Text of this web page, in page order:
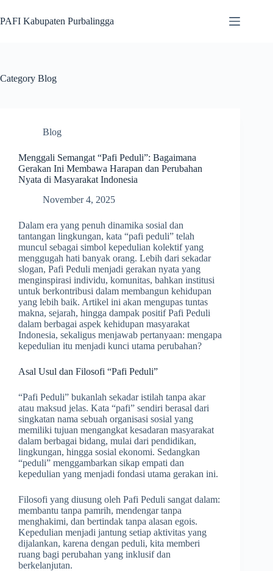
to
content
PAFI Kabupaten Purbalingga
Category Blog
Blog
Menggali Semangat “Pafi Peduli”: Bagaimana
Gerakan Ini Membawa Harapan dan Perubahan
Nyata di Masyarakat Indonesia
November 4, 2025
Dalam era yang penuh dinamika sosial dan
tantangan lingkungan, kata “pafi peduli” telah
muncul sebagai simbol kepedulian kolektif yang
menggugah hati banyak orang. Lebih dari sekadar
slogan, Pafi Peduli menjadi gerakan nyata yang
menginspirasi individu, komunitas, bahkan institusi
untuk berkontribusi dalam membangun kehidupan
yang lebih baik. Artikel ini akan mengupas tuntas
makna, sejarah, hingga dampak positif Pafi Peduli
dalam berbagai aspek kehidupan masyarakat
Indonesia, sekaligus menjawab pertanyaan: mengapa
kepedulian itu menjadi kunci utama perubahan?
Asal Usul dan Filosofi “Pafi Peduli”
“Pafi Peduli” bukanlah sekadar istilah tanpa akar
atau maksud jelas. Kata “pafi” sendiri berasal dari
singkatan nama sebuah organisasi sosial yang
memiliki tujuan mengangkat kesadaran masyarakat
dalam berbagai bidang, mulai dari pendidikan,
lingkungan, hingga sosial ekonomi. Sedangkan
“peduli” menggambarkan sikap empati dan
kepedulian yang menjadi fondasi utama gerakan ini.
Filosofi yang diusung oleh Pafi Peduli sangat dalam:
membantu tanpa pamrih, mendengar tanpa
menghakimi, dan bertindak tanpa alasan egois.
Kepedulian menjadi jantung setiap aktivitas yang
dijalankan, karena dengan peduli, kita memberi
ruang bagi perubahan yang inklusif dan
berkelanjutan.